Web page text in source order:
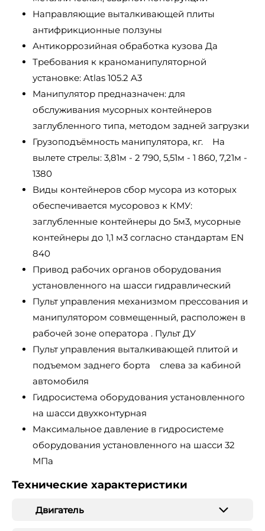
Направляющие выталкивающей плиты
антифрикционные ползуны
Антикоррозийная обработка кузова Да
Требования к краноманипуляторной
установке: Atlas 105.2 A3
Манипулятор предназначен: для
обслуживания мусорных контейнеров
заглубленного типа, методом задней загрузки
Грузоподъёмность манипулятора, кг. На
вылете стрелы: 3,81м - 2 790, 5,51м - 1 860, 7,21м -
1380
Виды контейнеров сбор мусора из которых
обеспечивается мусоровоз к КМУ:
заглубленные контейнеры до 5м3, мусорные
контейнеры до 1,1 м3 согласно стандартам EN
840
Привод рабочих органов оборудования
установленного на шасси гидравлический
Пульт управления механизмом прессования и
манипулятором совмещенный, расположен в
рабочей зоне оператора . Пульт ДУ
Пульт управления выталкивающей плитой и
подъемом заднего борта слева за кабиной
автомобиля
Гидросистема оборудования установленного
на шасси двухконтурная
Максимальное давление в гидросистеме
оборудования установленного на шасси 32
МПа
Технические характеристики
Двигатель